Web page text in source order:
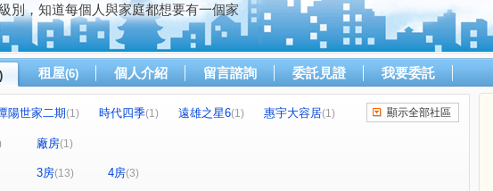
別，知道每個人與家庭都想要有一個家
租屋(6) 個人介紹 留言諮詢 委託見證 我要委託
陽世家二期(1) 時代四季(1) 遠雄之星6(1) 惠宇大容居(1)
(1)
久樘好雅(1) 荷風麗品(1)
顯示全部社區
廠房(1)
3房(13) 4房(3)